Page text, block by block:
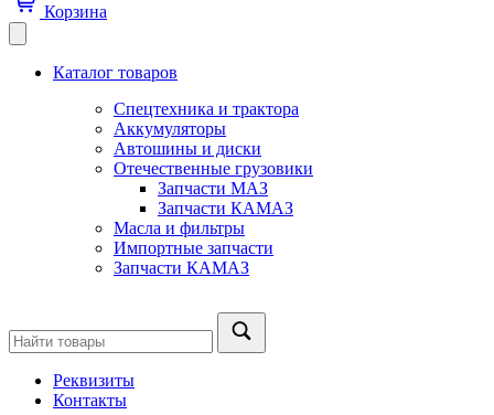
Корзина
Каталог товаров
Спецтехника и трактора
Аккумуляторы
Автошины и диски
Отечественные грузовики
Запчасти МАЗ
Запчасти КАМАЗ
Масла и фильтры
Импортные запчасти
Запчасти КАМАЗ
Реквизиты
Контакты